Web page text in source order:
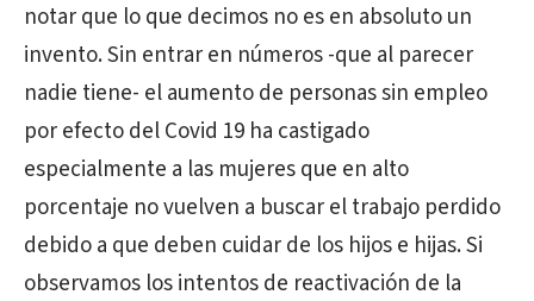
notar que lo que decimos no es en absoluto un
invento. Sin entrar en números -que al parecer
nadie tiene- el aumento de personas sin empleo
por efecto del Covid 19 ha castigado
especialmente a las mujeres que en alto
porcentaje no vuelven a buscar el trabajo perdido
debido a que deben cuidar de los hijos e hijas. Si
observamos los intentos de reactivación de la